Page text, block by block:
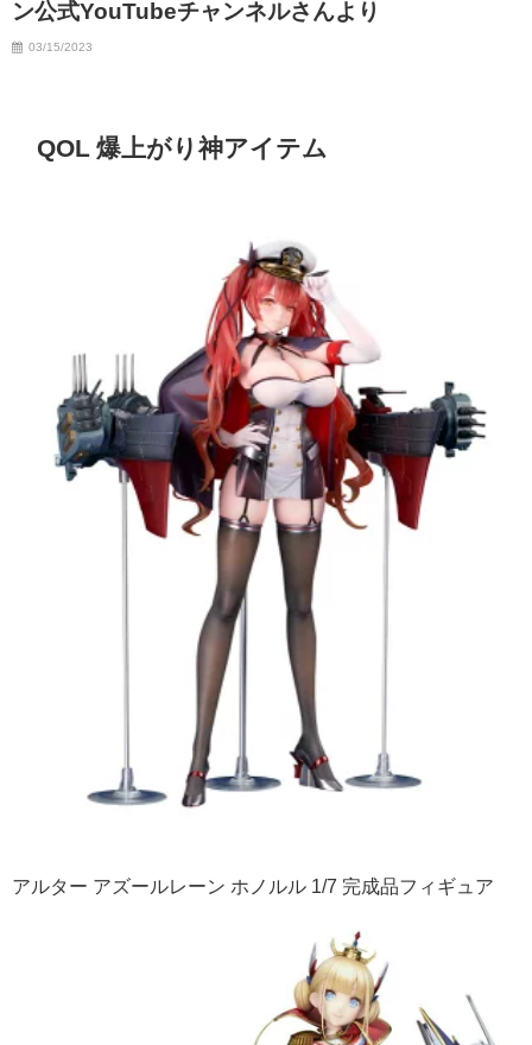
ン公式YouTubeチャンネルさんより
03/15/2023
QOL 爆上がり神アイテム
アルター アズールレーン ホノルル 1/7 完成品フィギュア